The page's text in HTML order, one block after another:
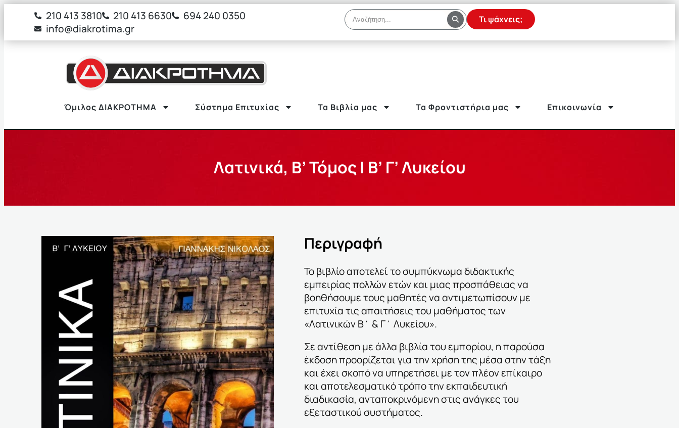
στο
περιεχόμενο210 413 3810 210 413 6630
694 240 0350
info@diakrotima.gr
Τι ψάχνεις;
Όμιλος ΔΙΑΚΡΟΤΗΜΑ Σύστημα Επιτυχίας Τα Βιβλία μας Τα Φροντιστήρια μας Επικοινωνία
Λατινικά, Β’ Τόμος | Β’ Γ’ Λυκείου
Περιγραφή
Το βιβλίο αποτελεί το συμπύκνωμα διδακτικής
εμπειρίας πολλών ετών και μιας προσπάθειας να
βοηθήσουμε τους μαθητές να αντιμετωπίσουν με
επιτυχία τις απαιτήσεις του μαθήματος των
«Λατινικών Β΄ & Γ΄ Λυκείου».
Σε αντίθεση με άλλα βιβλία του εμπορίου, η παρούσα
έκδοση προορίζεται για την χρήση της μέσα στην τάξη
και έχει σκοπό να υπηρετήσει με τον πλέον επίκαιρο
και αποτελεσματικό τρόπο την εκπαιδευτική
διαδικασία, ανταποκρινόμενη στις ανάγκες του
εξεταστικού συστήματος.